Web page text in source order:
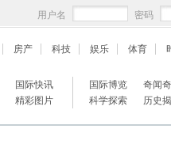
用户名 密码
房产 科技 娱乐 体育
国际快讯
精彩图片
国际博览
奇闻
科学探索
历史